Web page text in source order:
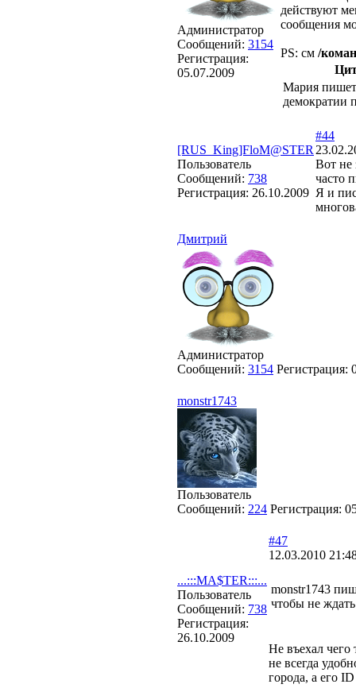
Администратор
Сообщений: 3154
Регистрация:
05.07.2009
действуют
сообщения
PS: см /
Мария
демократии
[RUS_King]FloM@STER
Пользователь
Сообщений: 738
Регистрация: 26.10.2009
#44
Вот не
часто
Я и
Дмитрий
Администратор
Сообщений: 3154 Регистрация:
monstr1743
Пользователь
Сообщений: 224 Регистрация:
...:::MA$TER:::...
Пользователь
Сообщений: 738
Регистрация:
26.10.2009
#47
12.03.2010
monstr1743
чтобы не
Не въехал чего
не всегда
города, а его